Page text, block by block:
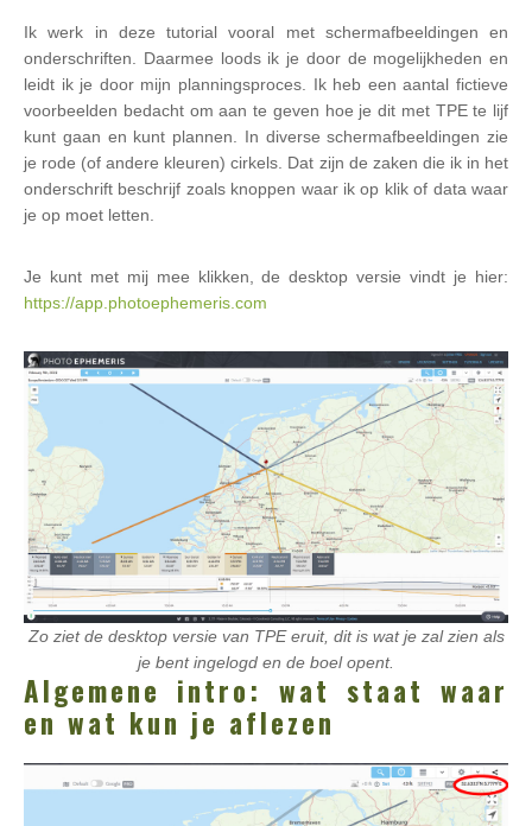
Ik werk in deze tutorial vooral met schermafbeeldingen en
onderschriften. Daarmee loods ik je door de mogelijkheden en
leidt ik je door mijn planningsproces. Ik heb een aantal fictieve
voorbeelden bedacht om aan te geven hoe je dit met TPE te lijf
kunt gaan en kunt plannen. In diverse schermafbeeldingen zie
je rode (of andere kleuren) cirkels. Dat zijn de zaken die ik in het
onderschrift beschrijf zoals knoppen waar ik op klik of data waar
je op moet letten.
Je kunt met mij mee klikken, de desktop versie vindt je hier:
https://app.photoephemeris.com
Zo ziet de desktop versie van TPE eruit, dit is wat je zal zien als
je bent ingelogd en de boel opent.
Algemene intro: wat staat waar
en wat kun je aflezen